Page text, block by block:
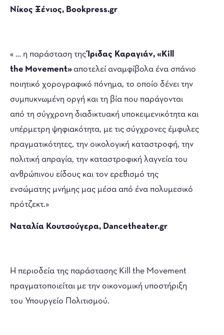
Νίκος Ξένιος, Bookpress.gr
« … η παράσταση τηςΊριδας Καραγιάν, «Kill
the Movement»αποτελεί αναμφίβολα ένα σπάνιο
ποιητικό χορογραφικό πόνημα, το οποίο δένει την
συμπυκνωμένη οργή και τη βία που παράγονται
από τη σύγχρονη διαδικτυακή υποκειμενικότητα και
υπέρμετρη ψηφιακότητα, με τις σύγχρονες έμφυλες
πραγματικότητες, την οικολογική καταστροφή, την
πολιτική απραγία, την καταστροφική λαγνεία του
ανθρώπινου είδους και τον ερεθισμό της
ενσώματης μνήμης μας μέσα από ένα πολυμεσικό
πρότζεκτ.»
Ναταλία Κουτσούγερα, Dancetheater.gr
Η περιοδεία της παράστασης Kill the Movement
πραγματοποιείται με την οικονομική υποστήριξη
του Υπουργείο Πολιτισμού.